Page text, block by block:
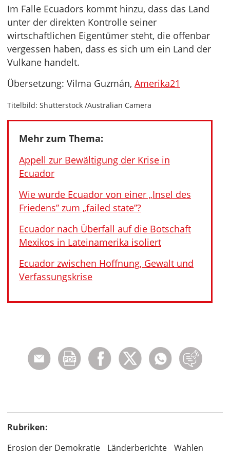
Im Falle Ecuadors kommt hinzu, dass das Land
unter der direkten Kontrolle seiner
wirtschaftlichen Eigentümer steht, die offenbar
vergessen haben, dass es sich um ein Land der
Vulkane handelt.
Übersetzung: Vilma Guzmán, Amerika21
Titelbild: Shutterstock /Australian Camera
Mehr zum Thema:
Appell zur Bewältigung der Krise in
Ecuador
Wie wurde Ecuador von einer „Insel des
Friedens” zum „failed state”?
Ecuador nach Überfall auf die Botschaft
Mexikos in Lateinamerika isoliert
Ecuador zwischen Hoffnung, Gewalt und
Verfassungskrise
Rubriken:
Erosion der Demokratie
Länderberichte Wahlen